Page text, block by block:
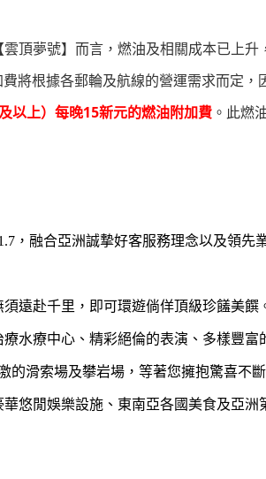
頂夢號】而言，燃油及相關成本已上升
將根據各郵輪及航線的營運需求而定
以上）每晚15新元的燃油附加費。此燃
，融合亞洲誠摯好客服務理念以及領
遠赴千里，即可環遊倘佯頂級珍饈美饌
水療中心、精彩絕倫的表演、多樣豐
的滑索場及攀岩場，等著您擁抱驚喜不
悠閒娛樂設施、東南亞各國美食及亞